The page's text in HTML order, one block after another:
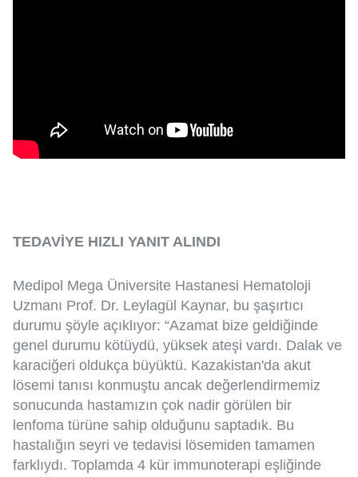
TEDAVİYE HIZLI YANIT ALINDI
Medipol Mega Üniversite Hastanesi Hematoloji
Uzmanı Prof. Dr. Leylagül Kaynar, bu şaşırtıcı
durumu şöyle açıklıyor: “Azamat bize geldiğinde
genel durumu kötüydü, yüksek ateşi vardı. Dalak ve
karaciğeri oldukça büyüktü. Kazakistan'da akut
lösemi tanısı konmuştu ancak değerlendirmemiz
sonucunda hastamızın çok nadir görülen bir
lenfoma türüne sahip olduğunu saptadık. Bu
hastalığın seyri ve tedavisi lösemiden tamamen
farklıydı. Toplamda 4 kür immunoterapi eşliğinde